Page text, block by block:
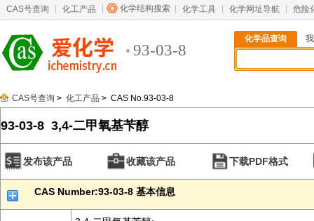
CAS号查询 化工产品 化学结构搜索 化学工具 化学网址导航 危险
93-03-8
化学品查询
CAS号查询 > 化工产品 > CAS No.93-03-8
93-03-8 3,4-二甲氧基苄醇
发布该产品 收藏该产品 下载PDF格式
CAS Number:93-03-8 基本信息